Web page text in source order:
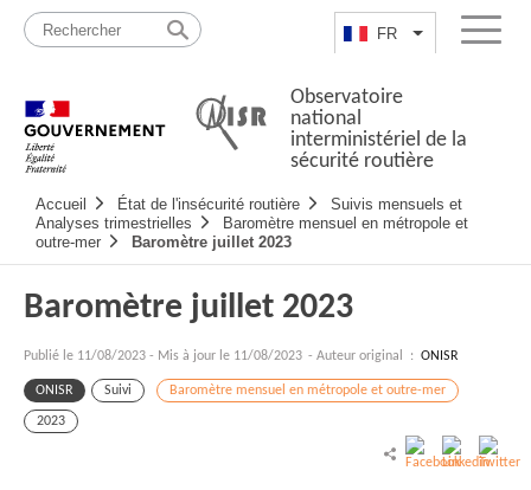
Passer
contenu
FR Lister lesMenu
Observatoire
national
interministériel de la
sécurité routière
principale
Accueil État de l'insécurité routière
Suivis mensuels et
Analyses trimestrielles
Baromètre mensuel en métropole et
outre-mer
Baromètre juillet 2023
Baromètre juillet 2023
Publié le 11/08/2023 - Mis à jour le 11/08/2023 - Auteur original : ONISR
ONISR Suivi Baromètre mensuel en métropole et outre-mer
2023